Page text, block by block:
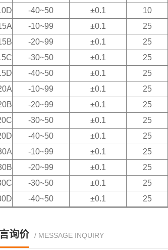
-40~50 ±0.1 10
-10~99 ±0.1 25
-20~99 ±0.1 25
-30~50 ±0.1 25
-40~50 ±0.1 25
-10~99 ±0.1 25
-20~99 ±0.1 25
-30~50 ±0.1 25
-40~50 ±0.1 25
-10~99 ±0.1 25
-20~99 ±0.1 25
-30~50 ±0.1 25
-40~50 ±0.1 25
询价 / MESSAGE INQUIRY